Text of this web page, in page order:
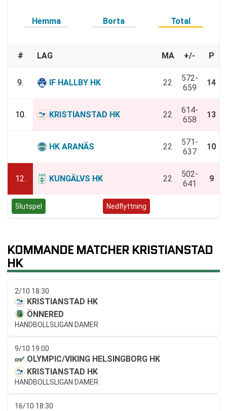
Hemma Borta Total
# LAG MA +/- P
9. IF HALLBY HK 22
572-
659
14
10. KRISTIANSTAD HK 22
614-
658
13
HK ARANÄS 22
571-
637
10
12. KUNGÄLVS HK 22
502-
641
9
Slutspel Nedflyttning
KOMMANDE MATCHER KRISTIANSTAD
HK
2/10 18:30
KRISTIANSTAD HK
ÖNNERED
HANDBOLLSLIGAN DAMER
9/10 19:00
OLYMPIC/VIKING HELSINGBORG HK
KRISTIANSTAD HK
HANDBOLLSLIGAN DAMER
16/10 18:30